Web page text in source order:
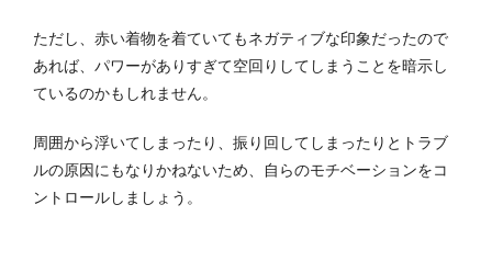
ただし、赤い着物を着ていてもネガティブな印象だったので
あれば、パワーがありすぎて空回りしてしまうことを暗示し
ているのかもしれません。
周囲から浮いてしまったり、振り回してしまったりとトラブ
ルの原因にもなりかねないため、自らのモチベーションをコ
ントロールしましょう。